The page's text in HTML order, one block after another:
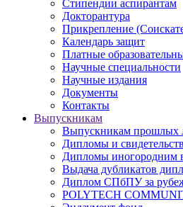
Стипендии аспирантам
Докторантура
Прикрепление
Календарь защит
Платные
Научные специальности
Научные издания
Документы
Контакты
Выпускникам
Выпускникам прошлых
Дипломы и
Дипломы иногородним
Выдача дубликатов
Диплом СПбПУ за
POLYTECH